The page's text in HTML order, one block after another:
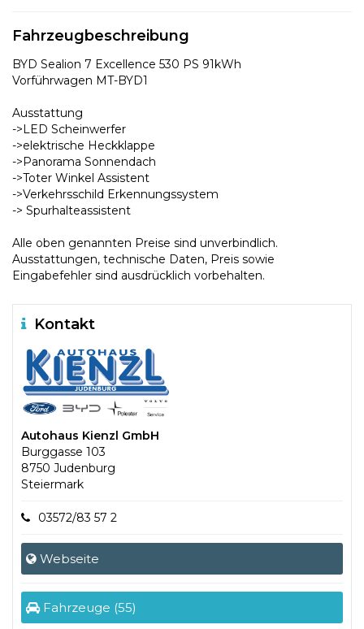
Fahrzeugbeschreibung
BYD Sealion 7 Excellence 530 PS 91kWh
Vorführwagen MT-BYD1
Ausstattung
->LED Scheinwerfer
->elektrische Heckklappe
->Panorama Sonnendach
->Toter Winkel Assistent
->Verkehrsschild Erkennungssystem
-> Spurhalteassistent
Alle oben genannten Preise sind unverbindlich.
Ausstattungen, technische Daten, Preis sowie
Eingabefehler sind ausdrücklich vorbehalten.
Kontakt
Autohaus Kienzl GmbH
Burggasse 103
8750 Judenburg
Steiermark
03572/83 57 2
Webseite
Fahrzeuge (55)